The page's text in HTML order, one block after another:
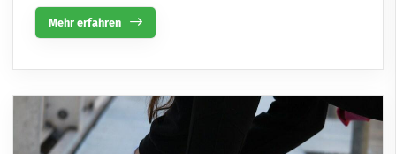
Mehr erfahren